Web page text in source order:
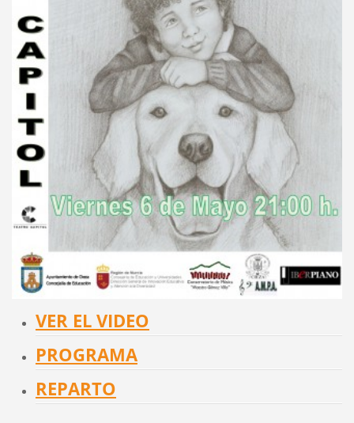
VER EL VIDEO
PROGRAMA
REPARTO